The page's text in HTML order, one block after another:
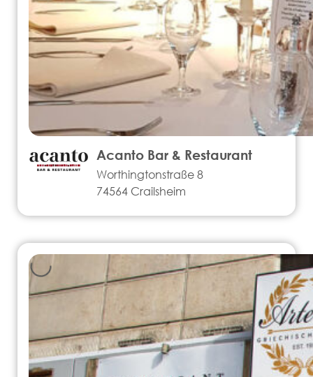
Acanto Bar & Restaurant
Worthingtonstraße 8
74564 Crailsheim